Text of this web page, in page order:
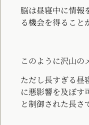
脳は昼寝中に情報
る機会を得ること
このように沢山の
ただし長すぎる昼
に悪影響を及ぼす
と制御された長さ